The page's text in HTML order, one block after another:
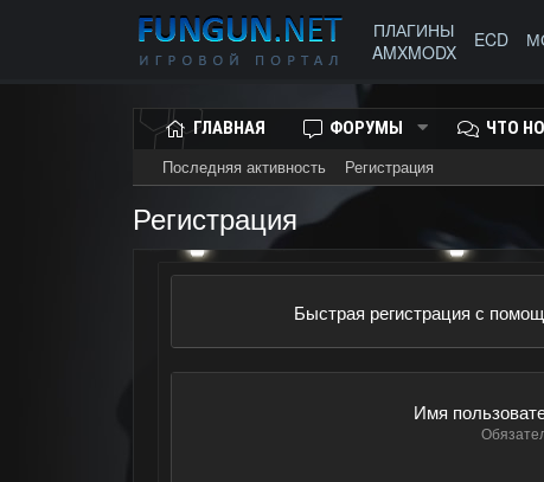
ПЛАГИНЫ
AMXMODX
ECD
ГЛАВНАЯ ФОРУМЫ ЧТО
Последняя активность Регистрация
Регистрация
Быстрая регистрация с
Имя